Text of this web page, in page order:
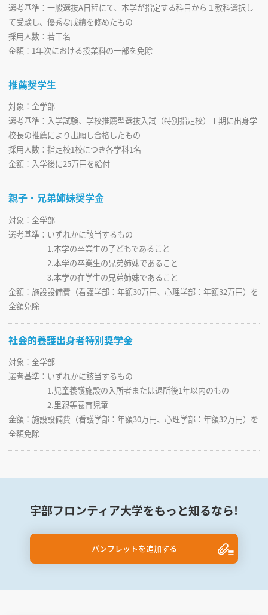
選考基準：一般選抜A日程にて、本学が指定する科目から１教科選択し
て受験し、優秀な成績を修めたもの
採用人数：若干名
金額：1年次における授業料の一部を免除
推薦奨学生
対象：全学部
選考基準：入学試験、学校推薦型選抜入試（特別指定校）Ⅰ期に出身学
校長の推薦により出願し合格したもの
採用人数：指定校1校につき各学科1名
金額：入学後に25万円を給付
親子・兄弟姉妹奨学金
対象：全学部
選考基準：いずれかに該当するもの
1.本学の卒業生の子どもであること
2.本学の卒業生の兄弟姉妹であること
3.本学の在学生の兄弟姉妹であること
金額：施設設備費（看護学部：年額30万円、心理学部：年額32万円）を
全額免除
社会的養護出身者特別奨学金
対象：全学部
選考基準：いずれかに該当するもの
1.児童養護施設の入所者または退所後1年以内のもの
2.里親等養育児童
金額：施設設備費（看護学部：年額30万円、心理学部：年額32万円）を
全額免除
宇部フロンティア大学をもっと知るなら!
パンフレットを追加する